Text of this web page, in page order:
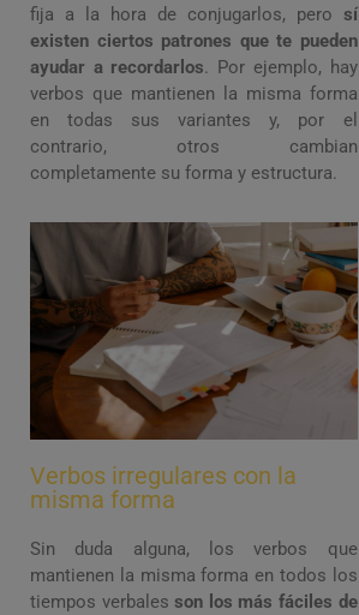
fija a la hora de conjugarlos, pero sí
existen ciertos patrones que te pueden
ayudar a recordarlos. Por ejemplo, hay
verbos que mantienen la misma forma
en todas sus variantes y, por el
contrario, otros cambian
completamente su forma y estructura.
Verbos irregulares con la
misma forma
Sin duda alguna, los verbos que
mantienen la misma forma en todos los
tiempos verbalesson los más fáciles de